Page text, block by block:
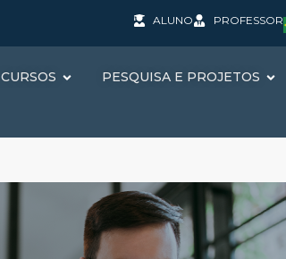
ALUNO PROFESSOR
CURSOS PESQUISA E PROJETOS